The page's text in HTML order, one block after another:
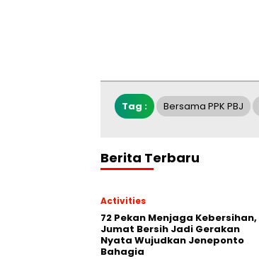
Tag : Bersama PPK PBJ
Berita Terbaru
Activities
72 Pekan Menjaga Kebersihan,
Jumat Bersih Jadi Gerakan
Nyata Wujudkan Jeneponto
Bahagia